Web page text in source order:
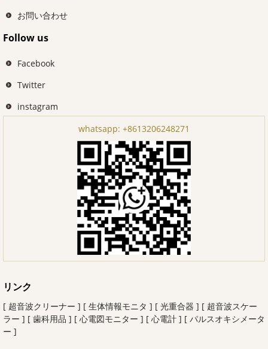
お問い合わせ
Follow us
Facebook
Twitter
instagram
whatsapp: +8613206248271
リンク
[ 超音波クリーナー ] [ 生体情報モニタ ] [ 光重合器 ] [ 超音波スケー
ラー ] [ 歯科用品 ] [ 心電図モニター ] [ 心電計 ] [ パルスオキシメータ
ー ]